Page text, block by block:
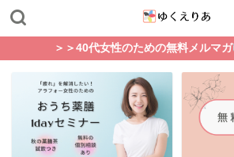
＞＞40代女性のための無料メルマガ